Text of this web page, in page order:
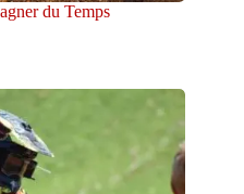
du Temps